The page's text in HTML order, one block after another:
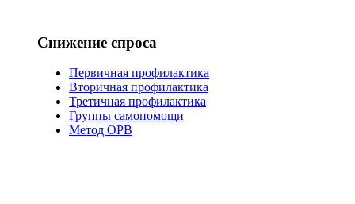
Снижение спроса
Первичная профилактика
Вторичная профилактика
Третичная профилактика
Группы самопомощи
Метод ОРВ